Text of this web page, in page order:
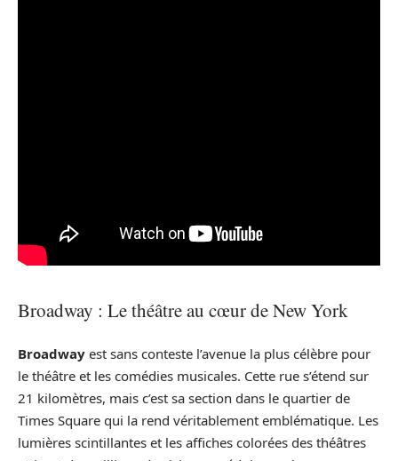
Broadway : Le théâtre au cœur de New York
Broadway est sans conteste l’avenue la plus célèbre pour
le théâtre et les comédies musicales. Cette rue s’étend sur
21 kilomètres, mais c’est sa section dans le quartier de
Times Square qui la rend véritablement emblématique. Les
lumières scintillantes et les affiches colorées des théâtres